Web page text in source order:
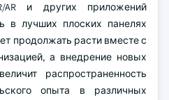
AR и других приложений
в лучших плоских панелях
продолжать расти вместе с
а внедрение новых
распространенность
опыта в различных